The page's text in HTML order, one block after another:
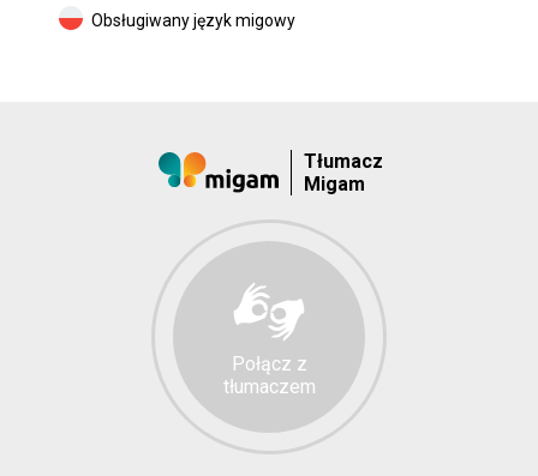
Obsługiwany język migowy
Tłumacz
Migam
Połącz z
tłumaczem